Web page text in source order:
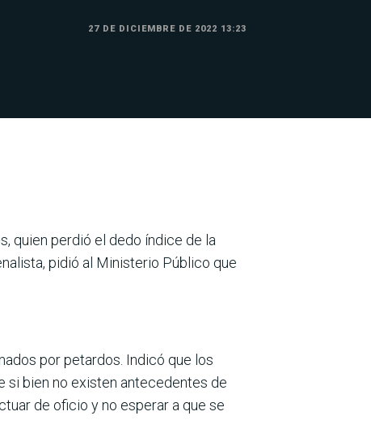
27 DE DICIEMBRE DE 2022 13:23
quien perdió el dedo índice de la
pidió al Ministerio Público que
por petardos. Indicó que los
si bien no existen antecedentes de
de oficio y no esperar a que se